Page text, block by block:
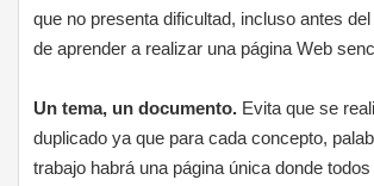
que no presenta dificultad, incluso antes
de aprender a realizar una página Web
Un tema, un documento. Evita que se
duplicado ya que para cada concepto,
trabajo habrá una página única donde